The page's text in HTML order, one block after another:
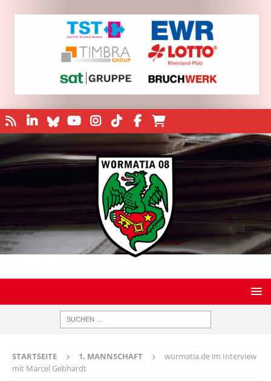
STARTSEITE 1. MANNSCHAFT
wormatia.de im Interview
mit Marcel Gebhardt